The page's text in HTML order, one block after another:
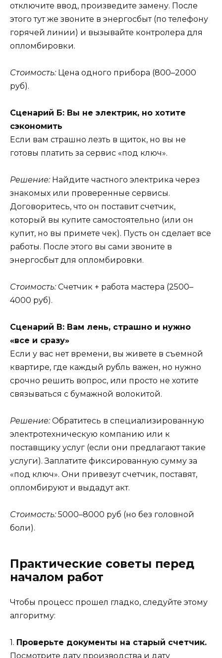
отключите ввод, произведите замену. После
этого тут же звоните в энергосбыт (по телефону
горячей линии) и вызывайте контролера для
опломбировки.
Стоимость:Цена одного прибора (800–2000
руб).
Сценарий Б: Вы не электрик, но хотите
сэкономить
Если вам страшно лезть в щиток, но вы не
готовы платить за сервис «под ключ».
Решение:Найдите частного электрика через
знакомых или проверенные сервисы.
Договоритесь, что он поставит счетчик,
который вы купите самостоятельно (или он
купит, но вы примете чек). Пусть он сделает все
работы. После этого вы сами звоните в
энергосбыт для опломбировки.
Стоимость:Счетчик + работа мастера (2500–
4000 руб).
Сценарий В: Вам лень, страшно и нужно
«все и сразу»
Если у вас нет времени, вы живете в съемной
квартире, где каждый рубль важен, но нужно
срочно решить вопрос, или просто не хотите
связываться с бумажной волокитой.
Решение:Обратитесь в специализированную
электротехническую компанию или к
поставщику услуг (если они предлагают такие
услуги). Заплатите фиксированную сумму за
«под ключ». Они привезут счетчик, поставят,
опломбируют и выдадут акт.
Стоимость:5000–8000 руб (но без головной
боли).
Практические советы перед
началом работ
Чтобы процесс прошел гладко, следуйте этому
алгоритму:
1. Проверьте документы на старый счетчик.
Посмотрите дату производства и дату